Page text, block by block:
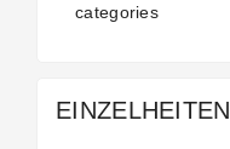
categories
EINZELHEITEN